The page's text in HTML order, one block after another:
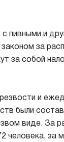
пивными и
за
за собой
и
были
виде. За
человека, за